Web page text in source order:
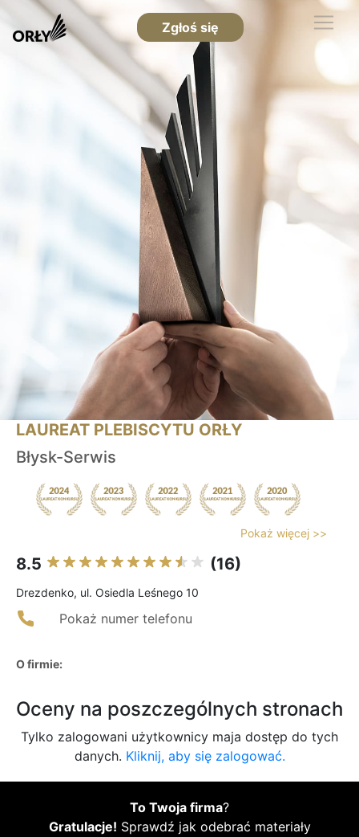
Zgłoś się
LAUREAT PLEBISCYTU ORŁY
Błysk-Serwis
Pokaż więcej >>
8.5 (16)
Drezdenko, ul. Osiedla Leśnego 10
Pokaż numer telefonu
O firmie:
Oceny na poszczególnych stronach
Tylko zalogowani użytkownicy maja dostęp do tych
danych. Kliknij, aby się zalogować.
To Twoja firma?
Gratulacje! Sprawdź jak odebrać materiały